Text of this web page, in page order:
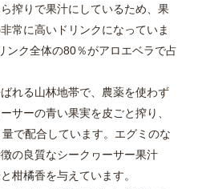
搾りで果汁にしているため、果
常に高いドリンクになっていま
ンク全体の80％がアロエベラで占
れる山林地帯で、農薬を使わず
サーの青い果実を皮ごと搾り、
で配合しています。エグミのな
の良質なシークヮーサー果汁
柑橘香を与えています。